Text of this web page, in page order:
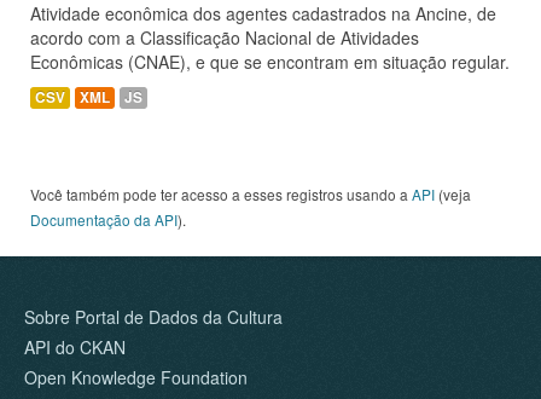
Atividade econômica dos agentes cadastrados na Ancine, de
acordo com a Classificação Nacional de Atividades
Econômicas (CNAE), e que se encontram em situação regular.
CSV XML JS
Você também pode ter acesso a esses registros usando a API (veja
Documentação da API).
Sobre Portal de Dados da Cultura
API do CKAN
Open Knowledge Foundation